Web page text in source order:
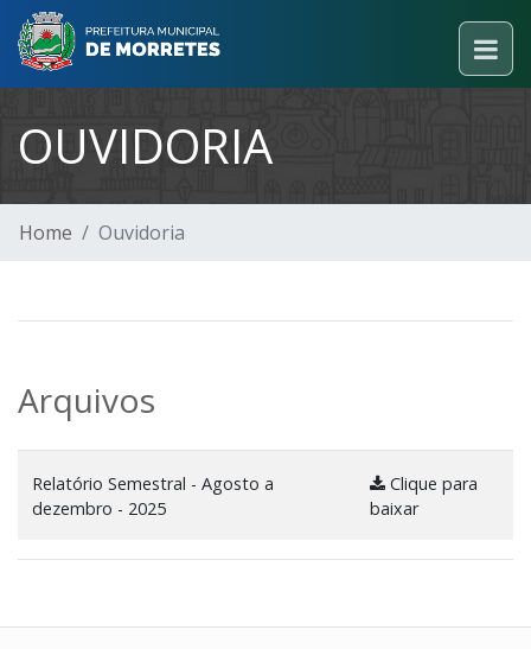
OUVIDORIA
Home Ouvidoria
Arquivos
Relatório Semestral - Agosto a
dezembro - 2025
Clique para
baixar